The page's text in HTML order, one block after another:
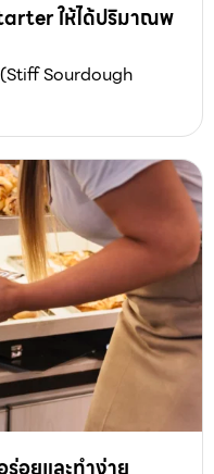
ให้ได้ปริมาณพ
(Stiff Sourdough